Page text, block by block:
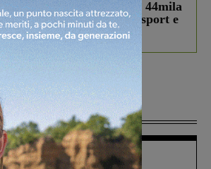
Smart Cities, oltre 44mila
torna il bando per lo sport e
Estrair
1 Agosto 2026